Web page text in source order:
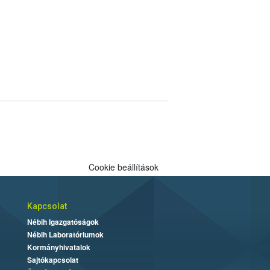
Cookie beállítások
Kapcsolat
Nébih Igazgatóságok
Nébih Laboratóriumok
Kormányhivatalok
Sajtókapcsolat